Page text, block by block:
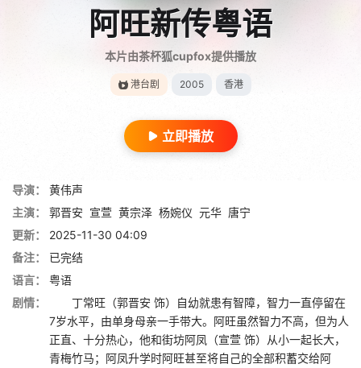
阿旺新传粤语
本片由茶杯狐cupfox提供播放
港台剧 2005 香港
立即播放
导演：
黄伟声
主演：
郭晋安 宣萱 黄宗泽 杨婉仪 元华 唐宁
更新：
2025-11-30 04:09
备注：
已完结
语言：
粤语
剧情：
丁常旺（郭晋安 饰）自幼就患有智障，智力一直停留在
7岁水平，由单身母亲一手带大。阿旺虽然智力不高，但为人
正直、十分热心，他和街坊阿凤（宣萱 饰）从小一起长大，
青梅竹马；阿凤升学时阿旺甚至将自己的全部积蓄交给阿